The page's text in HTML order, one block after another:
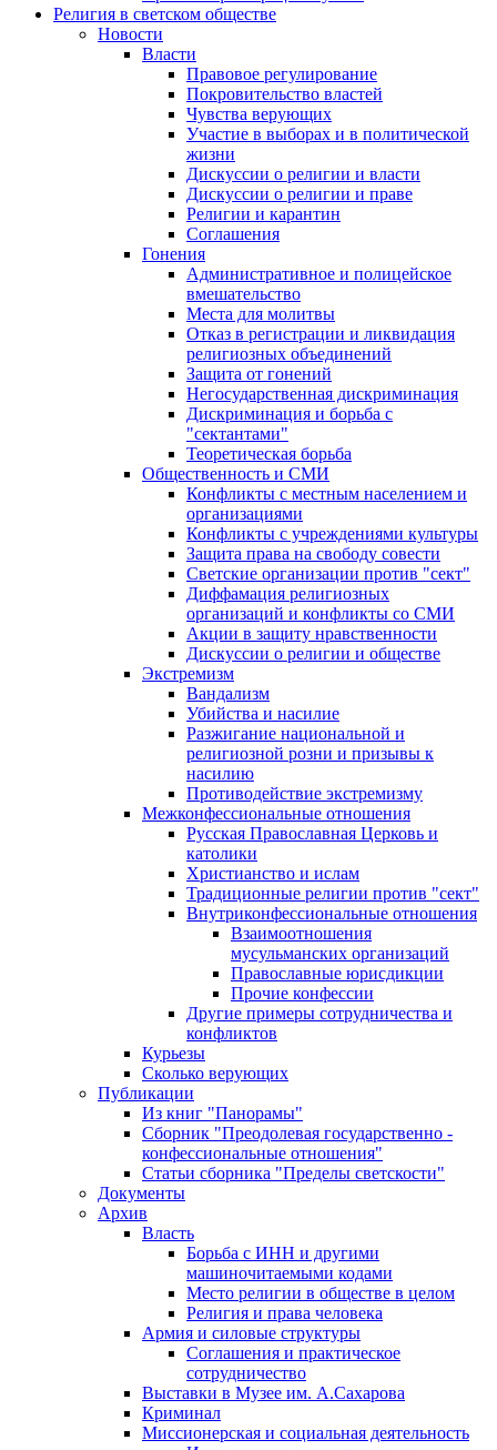
Религия в светском обществе
Новости
Власти
Правовое регулирование
Покровительство властей
Чувства верующих
Участие в выборах и в политической
жизни
Дискуссии о религии и власти
Дискуссии о религии и праве
Религии и карантин
Соглашения
Гонения
Административное и полицейское
вмешательство
Места для молитвы
Отказ в регистрации и ликвидация
религиозных объединений
Защита от гонений
Негосударственная дискриминация
Дискриминация и борьба с
"сектантами"
Теоретическая борьба
Общественность и СМИ
Конфликты с местным населением и
организациями
Конфликты с учреждениями культуры
Защита права на свободу совести
Светские организации против "сект"
Диффамация религиозных
организаций и конфликты со СМИ
Акции в защиту нравственности
Дискуссии о религии и обществе
Экстремизм
Вандализм
Убийства и насилие
Разжигание национальной и
религиозной розни и призывы к
насилию
Противодействие экстремизму
Межконфессиональные отношения
Русская Православная Церковь и
католики
Христианство и ислам
Традиционные религии против "сект"
Внутриконфессиональные отношения
Взаимоотношения
мусульманских организаций
Православные юрисдикции
Прочие конфессии
Другие примеры сотрудничества и
конфликтов
Курьезы
Сколько верующих
Публикации
Из книг "Панорамы"
Сборник "Преодолевая государственно -
конфессиональные отношения"
Статьи сборника "Пределы светскости"
Документы
Архив
Власть
Борьба с ИНН и другими
машиночитаемыми кодами
Место религии в обществе в целом
Религия и права человека
Армия и силовые структуры
Соглашения и практическое
сотрудничество
Выставки в Музее им. А.Сахарова
Криминал
Миссионерская и социальная деятельность